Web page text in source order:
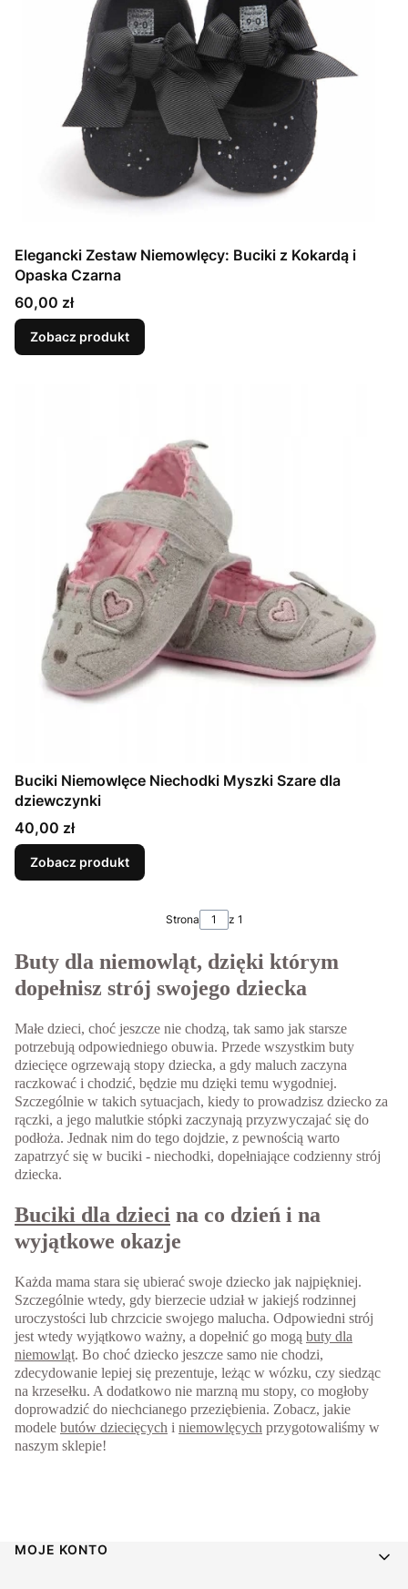
Elegancki Zestaw Niemowlęcy: Buciki z Kokardą i
Opaska Czarna
Cena
60,00 zł
Zobacz produkt
Buciki Niemowlęce Niechodki Myszki Szare dla
dziewczynki
Cena
40,00 zł
Zobacz produkt
Strona z 1
Buty dla niemowląt, dzięki którym
dopełnisz strój swojego dziecka
Małe dzieci, choć jeszcze nie chodzą, tak samo jak starsze
potrzebują odpowiedniego obuwia. Przede wszystkim buty
dziecięce ogrzewają stopy dziecka, a gdy maluch zaczyna
raczkować i chodzić, będzie mu dzięki temu wygodniej.
Szczególnie w takich sytuacjach, kiedy to prowadzisz dziecko za
rączki, a jego malutkie stópki zaczynają przyzwyczajać się do
podłoża. Jednak nim do tego dojdzie, z pewnością warto
zapatrzyć się w buciki - niechodki, dopełniające codzienny strój
dziecka.
Buciki dla dzieci na co dzień i na
wyjątkowe okazje
Każda mama stara się ubierać swoje dziecko jak najpiękniej.
Szczególnie wtedy, gdy bierzecie udział w jakiejś rodzinnej
uroczystości lub chrzcicie swojego malucha. Odpowiedni strój
jest wtedy wyjątkowo ważny, a dopełnić go mogą buty dla
niemowląt. Bo choć dziecko jeszcze samo nie chodzi,
zdecydowanie lepiej się prezentuje, leżąc w wózku, czy siedząc
na krzesełku. A dodatkowo nie marzną mu stopy, co mogłoby
doprowadzić do niechcianego przeziębienia. Zobacz, jakie
modele butów dziecięcych i niemowlęcych przygotowaliśmy w
naszym sklepie!
Linki w stopce
MOJE KONTO